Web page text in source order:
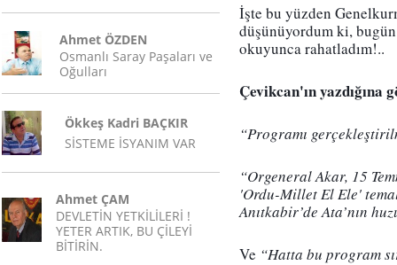
Ahmet ÖZDEN
Osmanlı Saray Paşaları ve
Oğulları
Ökkeş Kadri BAÇKIR
SİSTEME İSYANIM VAR
Ahmet ÇAM
DEVLETİN YETKİLİLERİ !
YETER ARTIK, BU ÇİLEYİ
BİTİRİN.
İşte bu yüzden
düşünüyordum ki,
okuyunca rahatladım!..
Çevikcan'ın yazdığına
“Programı
“Orgeneral Akar, 15
'Ordu-Millet El Ele'
Anıtkabir’de Ata’nın
Ve “Hatta bu program